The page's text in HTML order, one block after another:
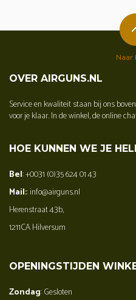
OVER AIRGUNS.NL
Service en kwaliteit staan bij ons
voor je klaar. In de winkel, de online
HOE KUNNEN WE JE
Bel: +0031 (0)35 624 01 43
Mail:: info@airguns.nl
Herenstraat 43b,
1211CA Hilversum
OPENINGSTIJDEN
Zondag: Gesloten
Naar